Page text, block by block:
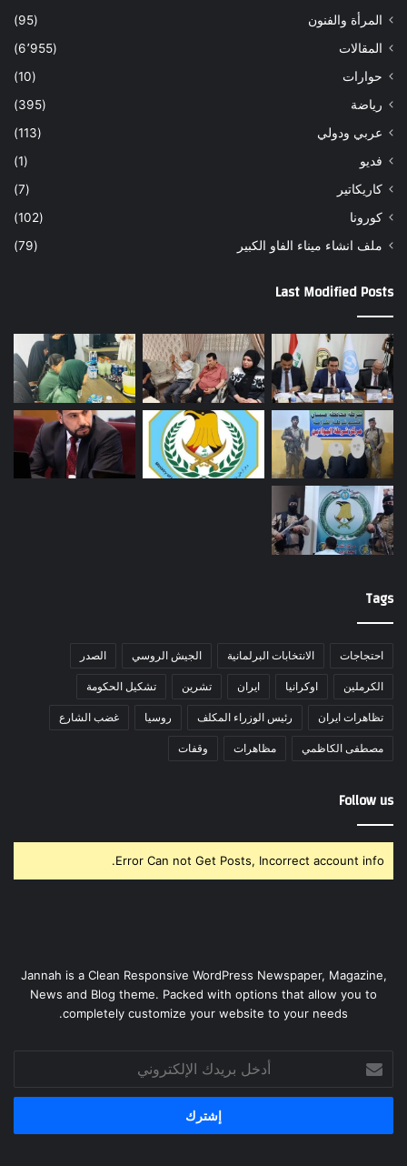
المرأة والفنون
(95)
المقالات
(6٬955)
حوارات
(10)
رياضة
(395)
عربي ودولي
(113)
فديو
(1)
كاريكاتير
(7)
كورونا
(102)
ملف انشاء ميناء الفاو الكبير
(79)
Last Modified Posts
Tags
احتجاجات الانتخابات البرلمانية الجيش الروسي الصدر
الكرملين اوكرانيا ايران تشرين تشكيل الحكومة
تظاهرات ايران رئيس الوزراء المكلف روسيا غضب الشارع
مصطفى الكاظمي مظاهرات وقفات
Follow us
Error Can not Get Posts, Incorrect account info.
Jannah is a Clean Responsive WordPress Newspaper, Magazine,
News and Blog theme. Packed with options that allow you to
completely customize your website to your needs.
بريدك
الإلكتروني